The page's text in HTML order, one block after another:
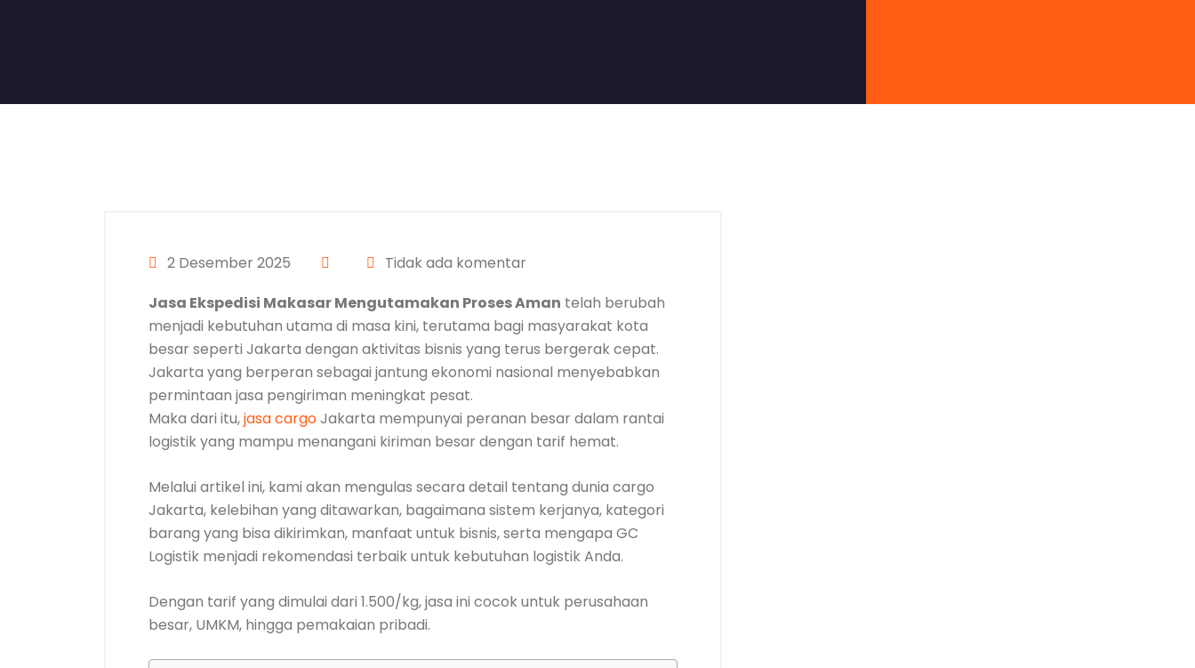
2 Desember 2025
Tidak ada komentar
Jasa Ekspedisi Makasar Mengutamakan Proses Aman telah berubah
menjadi kebutuhan utama di masa kini, terutama bagi masyarakat kota
besar seperti Jakarta dengan aktivitas bisnis yang terus bergerak cepat.
Jakarta yang berperan sebagai jantung ekonomi nasional menyebabkan
permintaan jasa pengiriman meningkat pesat.
Maka dari itu,jasa cargoJakarta mempunyai peranan besar dalam rantai
logistik yang mampu menangani kiriman besar dengan tarif hemat.
Melalui artikel ini, kami akan mengulas secara detail tentang dunia cargo
Jakarta, kelebihan yang ditawarkan, bagaimana sistem kerjanya, kategori
barang yang bisa dikirimkan, manfaat untuk bisnis, serta mengapa GC
Logistik menjadi rekomendasi terbaik untuk kebutuhan logistik Anda.
Dengan tarif yang dimulai dari 1.500/kg, jasa ini cocok untuk perusahaan
besar, UMKM, hingga pemakaian pribadi.